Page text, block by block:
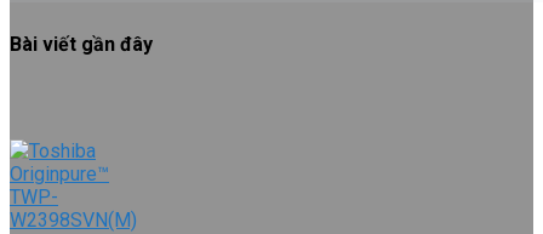
Bài viết gần đây